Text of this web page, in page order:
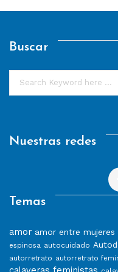
Buscar
Nuestras redes
Temas
amor amor entre mujeres
espinosa autocuidado
autorretrato autorretrato